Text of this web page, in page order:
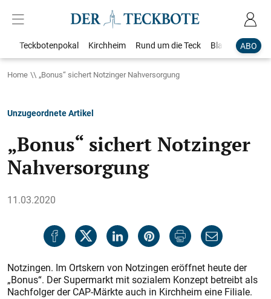
ABO
Teckbotenpokal Kirchheim Rund um die Teck Blaulicht
Home „Bonus“ sichert Notzinger Nahversorgung
Unzugeordnete Artikel
„Bonus“ sichert Notzinger
Nahversorgung
11.03.2020
Notzingen. Im Ortskern von Notzingen eröffnet heute der
„Bonus“. Der Supermarkt mit sozialem Konzept betreibt als
Nachfolger der CAP-Märkte auch in Kirchheim eine Filiale.